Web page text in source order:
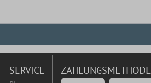
SERVICE ZAHLUNGSMETHODE